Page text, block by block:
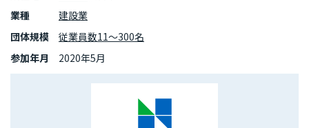
業種
建設業
団体規模
従業員数11～300名
参加年月
2020年5月